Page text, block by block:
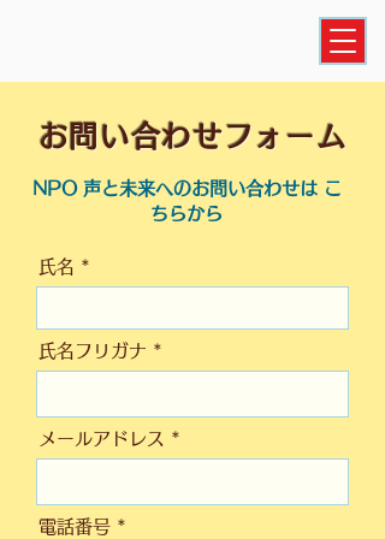
お問い合わせフォーム
NPO 声と未来へのお問い合わせは こ
ちらから
氏名
氏名フリガナ
メールアドレス
電話番号